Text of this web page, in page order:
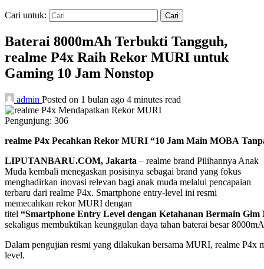
Cari untuk:
Baterai 8000mAh Terbukti Tangguh,
realme P4x Raih Rekor MURI untuk
Gaming 10 Jam Nonstop
admin Posted on 1 bulan ago 4 minutes read
Pengunjung: 306
realme P4x Pecahkan Rekor MURI “10 Jam Main MOBA
LIPUTANBARU.COM, Jakarta – realme brand Pilihannya Anak
Muda kembali menegaskan posisinya sebagai brand yang fokus
menghadirkan inovasi relevan bagi anak muda melalui pencapaian
terbaru dari realme P4x. Smartphone entry-level ini resmi
memecahkan rekor MURI dengan
titel “Smartphone Entry Level dengan Ketahanan Bermain
sekaligus membuktikan keunggulan daya tahan baterai besar
Dalam pengujian resmi yang dilakukan bersama MURI, realme P4x
level.